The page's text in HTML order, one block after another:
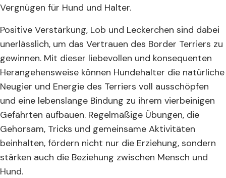
Vergnügen für Hund und Halter.
Positive Verstärkung, Lob und Leckerchen sind dabei
unerlässlich, um das Vertrauen des Border Terriers zu
gewinnen. Mit dieser liebevollen und konsequenten
Herangehensweise können Hundehalter die natürliche
Neugier und Energie des Terriers voll ausschöpfen
und eine lebenslange Bindung zu ihrem vierbeinigen
Gefährten aufbauen. Regelmäßige Übungen, die
Gehorsam, Tricks und gemeinsame Aktivitäten
beinhalten, fördern nicht nur die Erziehung, sondern
stärken auch die Beziehung zwischen Mensch und
Hund.